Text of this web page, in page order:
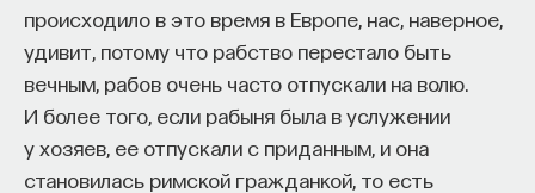
происходило в это время в Европе, нас, наверное,
удивит, потому что рабство перестало быть
вечным, рабов очень часто отпускали на волю.
И более того, если рабыня была в услужении
у хозяев, ее отпускали с приданным, и она
становилась римской гражданкой, то есть